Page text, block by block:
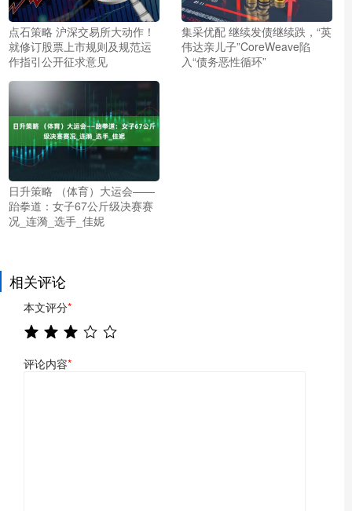
点石策略 沪深交易所大动作！
就修订股票上市规则及规范运
作指引公开征求意见
集采优配 继续发债继续跌，“英
伟达亲儿子”CoreWeave陷
入“债务恶性循环”
日升策略 （体育）大运会——
跆拳道：女子67公斤级决赛赛
况_连漪_选手_佳妮
相关评论
本文评分*
评论内容*